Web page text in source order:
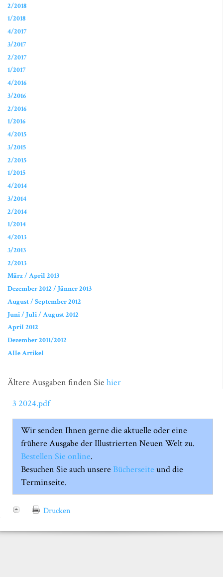
2/2018
1/2018
4/2017
3/2017
2/2017
1/2017
4/2016
3/2016
2/2016
1/2016
4/2015
3/2015
2/2015
1/2015
4/2014
3/2014
2/2014
1/2014
4/2013
3/2013
2/2013
März / April 2013
Dezember 2012 / Jänner 2013
August / September 2012
Juni / Juli / August 2012
April 2012
Dezember 2011/2012
Alle Artikel
Ältere Ausgaben finden Sie hier
3 2024.pdf
Wir senden Ihnen gerne die aktuelle oder eine
frühere Ausgabe der Illustrierten Neuen Welt zu.
Bestellen Sie online.
Besuchen Sie auch unsere Bücherseite und die
Terminseite.
Drucken